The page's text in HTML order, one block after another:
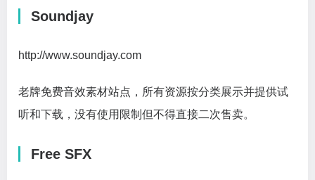
Soundjay
http://www.soundjay.com
老牌免费音效素材站点，所有资源按分类展示并提供试
听和下载，没有使用限制但不得直接二次售卖。
Free SFX